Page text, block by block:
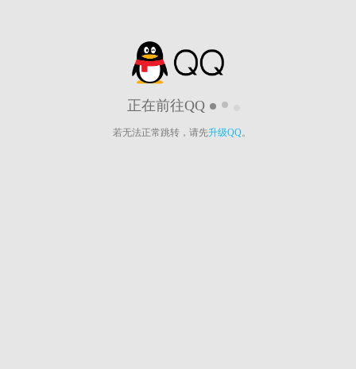
正在前往QQ
若无法正常跳转，请先升级QQ。